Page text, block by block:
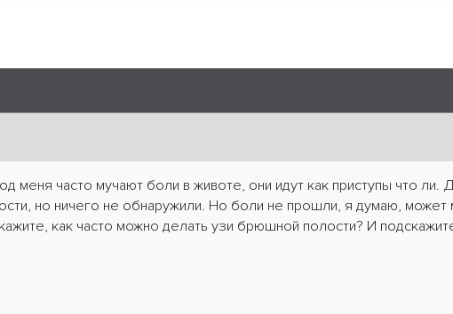
меня часто мучают боли в животе, они идут как приступы что
но ничего не обнаружили. Но боли не прошли, я думаю, может
как часто можно делать узи брюшной полости? И